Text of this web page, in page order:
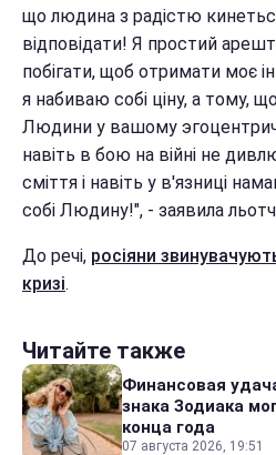
що людина з радістю
відповідати! Я простий
побігати, щоб отримати моє
я набиваю собі ціну, а тому,
Людини у вашому
навіть в бою на війні не
сміття і навіть у в'язниці
собі Людину!", - заявила
До речі, росіяни
кризі.
Читайте также
Финансовая
знака Зодиака
конца года
07 августа 2026, 19:51